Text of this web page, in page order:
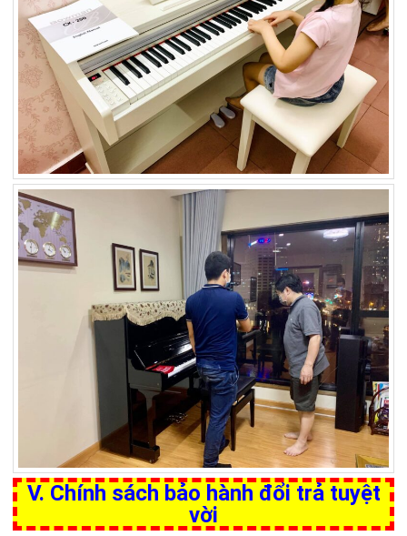
V. Chính sách bảo hành đổi trả tuyệt
vời